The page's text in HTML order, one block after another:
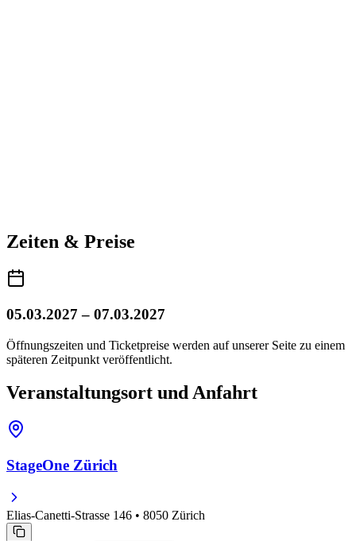
Zeiten & Preise
05.03.2027 – 07.03.2027
Öffnungszeiten und Ticketpreise werden auf unserer Seite zu einem
späteren Zeitpunkt veröffentlicht.
Veranstaltungsort und Anfahrt
StageOne Zürich
Elias-Canetti-Strasse 146 • 8050 Zürich